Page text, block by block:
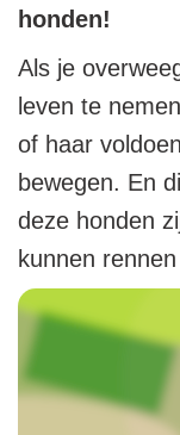
honden!
Als je
leven te
of haar
bewegen. En
deze honden
kunnen